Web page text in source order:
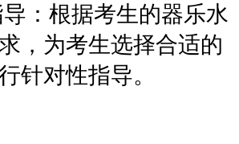
：根据考生的器乐水
，为考生选择合适的
针对性指导。